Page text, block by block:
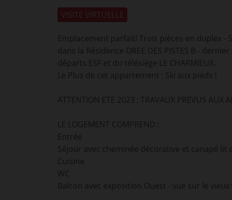
VISITE VIRTUELLE
Emplacement parfait! Trois pièces en duplex -
dans la Résidence OREE DES PISTES B -
départs ESF et du télésiège LE CHARMIEUX.
Le Plus de cet appartement : Ski aux pieds !
ATTENTION ETE 2023 : TRAVAUX PREVUS AUX
LE LOGEMENT COMPREND :
Entrée
Séjour avec cheminée décorative et canapé lit
Cuisine
WC
Balcon avec exposition Ouest - vue sur le vieux